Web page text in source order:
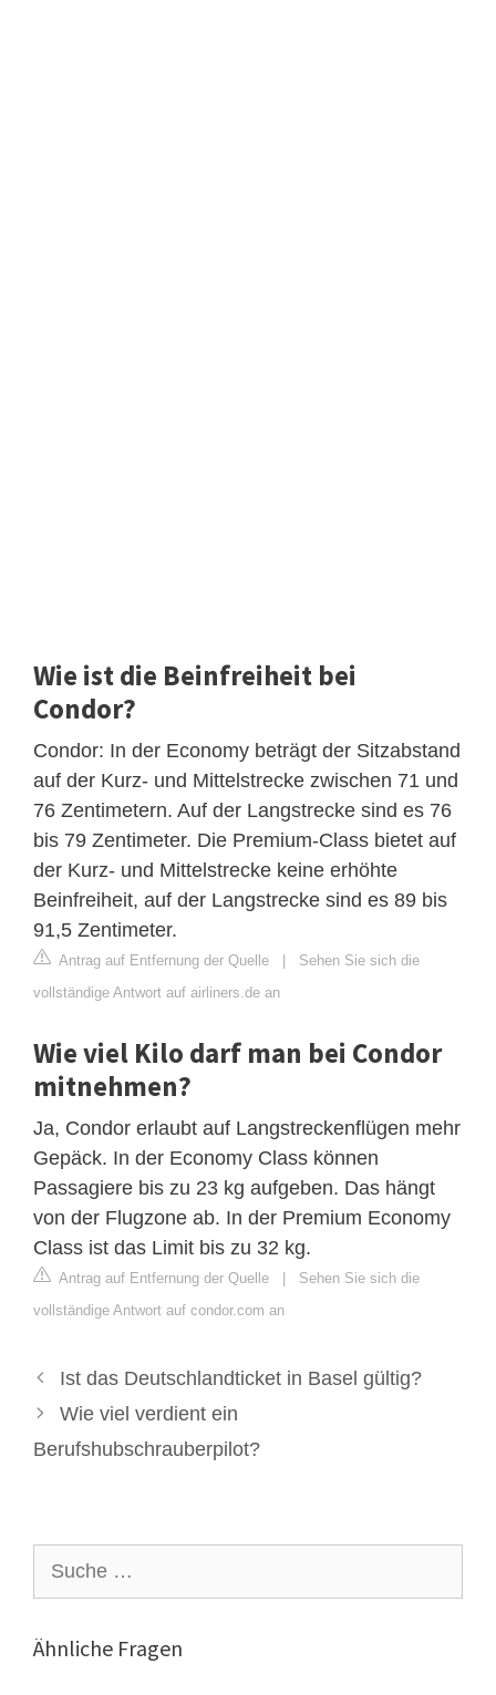
Wie ist die Beinfreiheit bei
Condor?
Condor: In der Economy beträgt der Sitzabstand
auf der Kurz- und Mittelstrecke zwischen 71 und
76 Zentimetern. Auf der Langstrecke sind es 76
bis 79 Zentimeter. Die Premium-Class bietet auf
der Kurz- und Mittelstrecke keine erhöhte
Beinfreiheit, auf der Langstrecke sind es 89 bis
91,5 Zentimeter.
Antrag auf Entfernung der Quelle | Sehen Sie sich die
vollständige Antwort auf airliners.de an
Wie viel Kilo darf man bei Condor
mitnehmen?
Ja, Condor erlaubt auf Langstreckenflügen mehr
Gepäck. In der Economy Class können
Passagiere bis zu 23 kg aufgeben. Das hängt
von der Flugzone ab. In der Premium Economy
Class ist das Limit bis zu 32 kg.
Antrag auf Entfernung der Quelle | Sehen Sie sich die
vollständige Antwort auf condor.com an
Ist das Deutschlandticket in Basel gültig?
Wie viel verdient ein
Berufshubschrauberpilot?
nach:
Ähnliche Fragen